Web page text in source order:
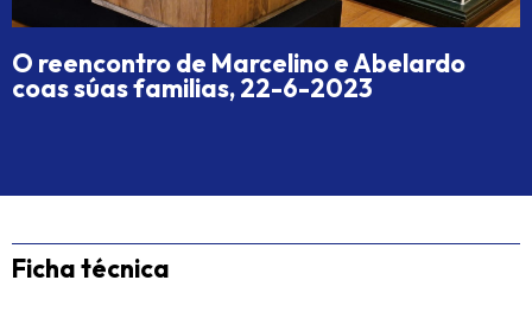
O reencontro de Marcelino e Abelardo
coas súas familias, 22-6-2023
Ficha técnica